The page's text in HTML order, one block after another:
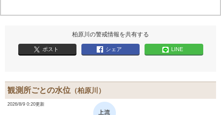
柏原川の警戒情報を共有する
ポスト シェア LINE
観測所ごとの水位 （柏原川）
2026/8/9 0:20更新